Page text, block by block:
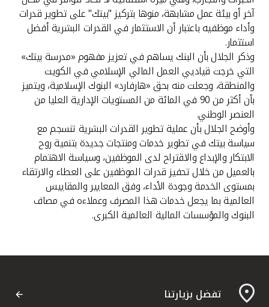
آخر أو بيئة عمل مشابهة، منوها بتركيز "بيتك" على تطوير قدرات
وأداء موظفيه باعتبار أن الاستثمار في القدرات البشرية أفضل
استثمار.
وذكر الجلال بأن البنك يساهم في تعزيز مفهوم «مدرسة بيتك»
التي خرجت قياديي العمل المالي الإسلامي في الكويت
والمنطقة، وجعلت منه بحق «هارفارد» البنوك الإسلامية، ويتميز
بأن أكثر من 90 في المائة من المستويات الإدارية العليا من
العنصر الوطني.
وأوضح الجلال بأن عملية تطوير القدرات البشرية تنسجم مع
سياسة بيتك في تطوير خدمات ومنتجات جديدة بتنمية روح
الابتكار والإبداع والاقتراح لدى الموظفين، وسياسة الاهتمام
بالعميل من خلال تحفيز قدرات الموظفين على العطاء والارتقاء
بمستوى الخدمة وجودة الأداء، وفق المعايير والمقاييس
العالمية بما يجعل خدمات هذا المصرف وعملاءه في مصاف
البنوك والمؤسسات المالية العالمية الكبرى.
تفضل بزيارتنا